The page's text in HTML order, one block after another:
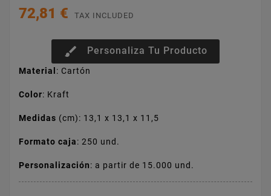
72,81 € TAX INCLUDED
brush Personaliza Tu Producto
Material : Cartón
Color: Kraft
Medidas (cm): 13,1 x 13,1 x 11,5
Formato caja: 250 und.
Personalización: a partir de 15.000 und.